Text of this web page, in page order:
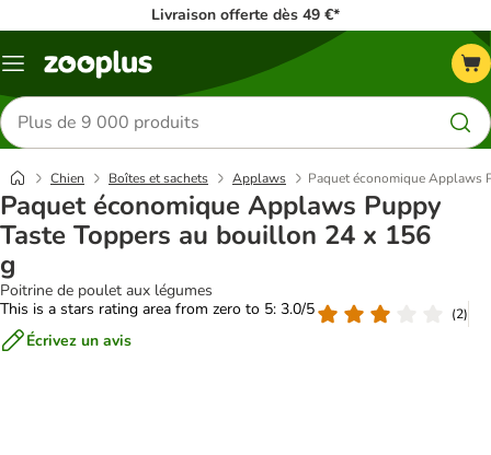
Livraison offerte dès 49 €*
Menu
Rechercher
des
produits
Chien Boîtes et sachets Applaws Paquet économique Applaws
Paquet économique Applaws Puppy
Taste Toppers au bouillon 24 x 156
g
Poitrine de poulet aux légumes
This is a stars rating area from zero to 5: 3.0/5
(2)
Écrivez un avis